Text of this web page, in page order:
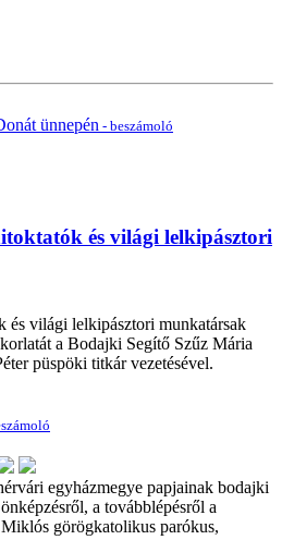
ünnepén - beszámoló
és világi lelkipásztori
és világi lelkipásztori munkatársak
a Bodajki Segítő Szűz Mária
püspöki titkár vezetésével.
egyházmegye papjainak bodajki
a továbblépésről a
görögkatolikus parókus,